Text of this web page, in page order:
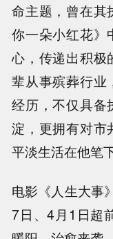
命主题 ， 曾在其
你一朵小红花》
心 ， 传递出积极
辈从事殡葬行业
经历 ，不仅具
淀 ，更拥有对市
平淡生活在他笔
电影《人生大事
7日、4月1日超